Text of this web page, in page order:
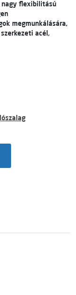
flexibilitású
megmunkálására,
acél,